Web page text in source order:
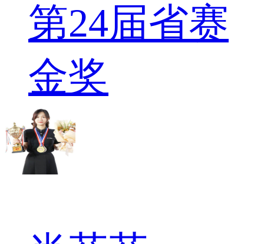
第24届省赛
金奖